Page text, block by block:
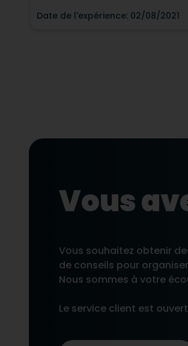
Date de l'expérience: 02/08/2021
Vous
Vous souhaitez obtenir
de conseils pour
Nous sommes à votre
Le service client est